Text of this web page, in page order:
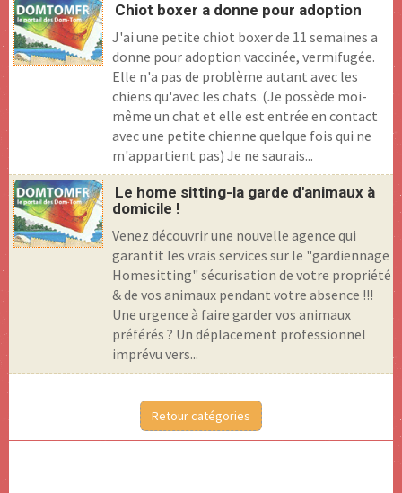
Chiot boxer a donne pour adoption
J'ai une petite chiot boxer de 11 semaines a
donne pour adoption vaccinée, vermifugée.
Elle n'a pas de problème autant avec les
chiens qu'avec les chats. (Je possède moi-
même un chat et elle est entrée en contact
avec une petite chienne quelque fois qui ne
m'appartient pas) Je ne saurais...
Le home sitting-la garde d'animaux à
domicile !
Venez découvrir une nouvelle agence qui
garantit les vrais services sur le "gardiennage
Homesitting" sécurisation de votre propriété
& de vos animaux pendant votre absence !!!
Une urgence à faire garder vos animaux
préférés ? Un déplacement professionnel
imprévu vers...
Retour catégories